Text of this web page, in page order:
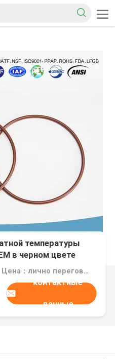
температуры
в черном цвете
90A
Цена：лично переговорить
контактные
данные